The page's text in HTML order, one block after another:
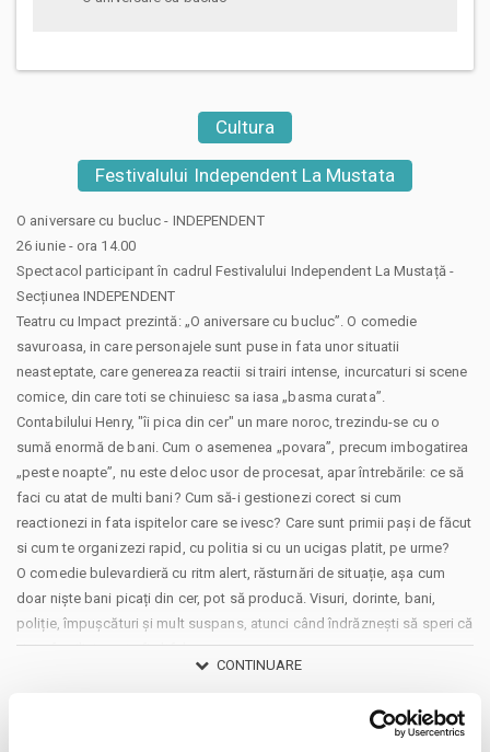
Cultura
Festivalului Independent La Mustata
O aniversare cu bucluc - INDEPENDENT
26 iunie - ora 14.00
Spectacol participant în cadrul Festivalului Independent La Mustață -
Secțiunea INDEPENDENT
Teatru cu Impact prezintă: „O aniversare cu bucluc”. O comedie
savuroasa, in care personajele sunt puse in fata unor situatii
neasteptate, care genereaza reactii si trairi intense, incurcaturi si scene
comice, din care toti se chinuiesc sa iasa „basma curata”.
Contabilului Henry, "îi pica din cer" un mare noroc, trezindu-se cu o
sumă enormă de bani. Cum o asemenea „povara”, precum imbogatirea
„peste noapte”, nu este deloc usor de procesat, apar întrebările: ce să
faci cu atat de multi bani? Cum să-i gestionezi corect si cum
reactionezi in fata ispitelor care se ivesc? Care sunt primii paşi de făcut
si cum te organizezi rapid, cu politia si cu un ucigas platit, pe urme?
O comedie bulevardieră cu ritm alert, răsturnări de situație, așa cum
doar niște bani picați din cer, pot să producă. Visuri, dorinte, bani,
poliție, împușcături și mult suspans, atunci când îndrăznești să speri că
viața familiei poate fi altfel, peste noapte.
Vino sa vezi cum reusesc personajele noastre sa gestioneze caruselul
CONTINUARE